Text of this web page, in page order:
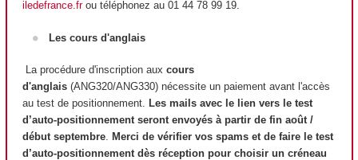
iledefrance.frou téléphonez au 01 44 78 99 19.
Les cours d'anglais
La procédure d'inscription aux cours
d'anglais (ANG320/ANG330) nécessite un paiement avant l'accès
au test de positionnement. Les mails avec le lien vers le test
d’auto-positionnement seront envoyés à partir de fin août /
début septembre. Merci de vérifier vos spams et de faire le test
d’auto-positionnement dès réception pour choisir un créneau